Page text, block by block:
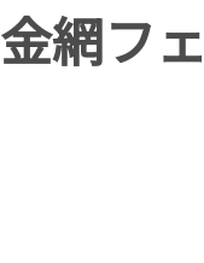
金網フ